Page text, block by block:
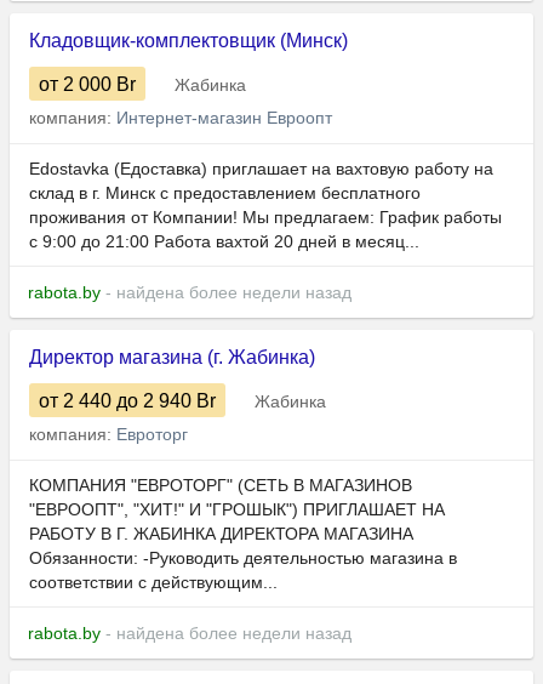
Кладовщик-комплектовщик (Минск)
от 2 000 Br
Жабинка
компания: Интернет-магазин Евроопт
Edostavka (Едоставка) приглашает на вахтовую работу на
склад в г. Минск с предоставлением бесплатного
проживания от Компании! Мы предлагаем: График работы
с 9:00 до 21:00 Работа вахтой 20 дней в месяц...
rabota.by - найдена более недели назад
Директор магазина (г. Жабинка)
от 2 440 до 2 940 Br
Жабинка
компания: Евроторг
КОМПАНИЯ "ЕВРОТОРГ" (СЕТЬ В МАГАЗИНОВ
"ЕВРООПТ", "ХИТ!" И "ГРОШЫК") ПРИГЛАШАЕТ НА
РАБОТУ В Г. ЖАБИНКА ДИРЕКТОРА МАГАЗИНА
Обязанности: -Руководить деятельностью магазина в
соответствии с действующим...
rabota.by - найдена более недели назад